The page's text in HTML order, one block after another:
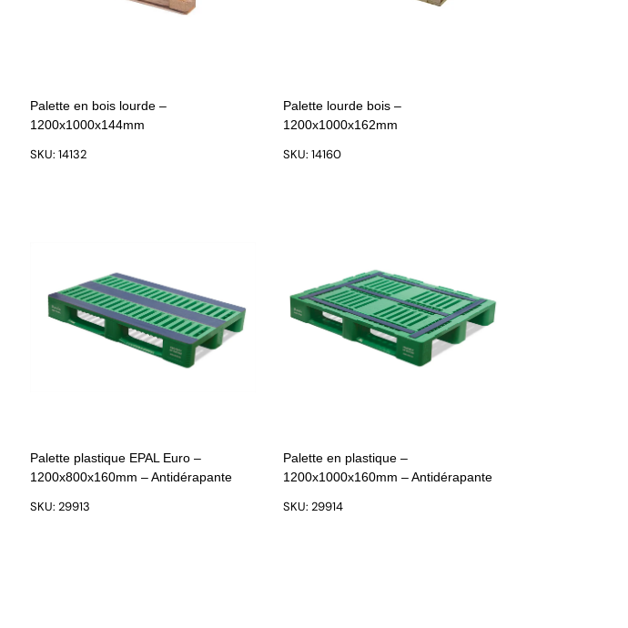
Palette en bois lourde –
1200x1000x144mm
SKU: 14132
Palette lourde bois –
1200x1000x162mm
SKU: 14160
Palette plastique EPAL Euro –
1200x800x160mm – Antidérapante
SKU: 29913
Palette en plastique –
1200x1000x160mm – Antidérapante
SKU: 29914